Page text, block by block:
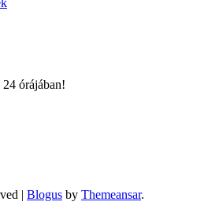
órájában!
| Blogus by Themeansar.